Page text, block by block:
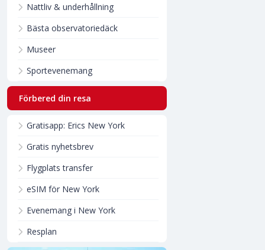
Nattliv & underhållning
Bästa observatoriedäck
Museer
Sportevenemang
Förbered din resa
Gratisapp: Erics New York
Gratis nyhetsbrev
Flygplats transfer
eSIM för New York
Evenemang i New York
Resplan